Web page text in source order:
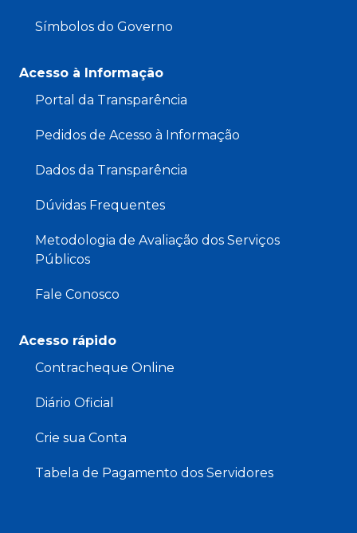
Símbolos do Governo
Acesso à Informação
Portal da Transparência
Pedidos de Acesso à Informação
Dados da Transparência
Dúvidas Frequentes
Metodologia de Avaliação dos Serviços
Públicos
Fale Conosco
Acesso rápido
Contracheque Online
Diário Oficial
Crie sua Conta
Tabela de Pagamento dos Servidores